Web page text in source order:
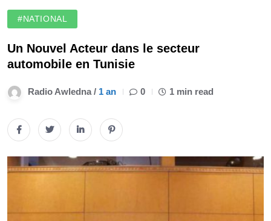
#NATIONAL
Un Nouvel Acteur dans le secteur
automobile en Tunisie
Radio Awledna / 1 an 0 1 min read